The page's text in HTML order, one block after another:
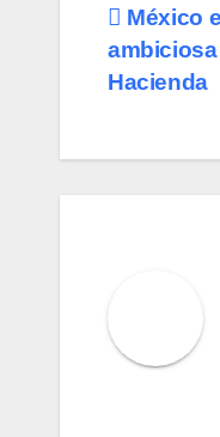
de
México
Hacienda